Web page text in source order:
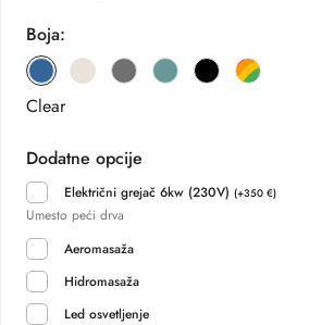
Boja:
Clear
Dodatne opcije
Električni grejač 6kw (230V) (+350 €)
Umesto peći drva
Aeromasaža
Hidromasaža
Led osvetljenje